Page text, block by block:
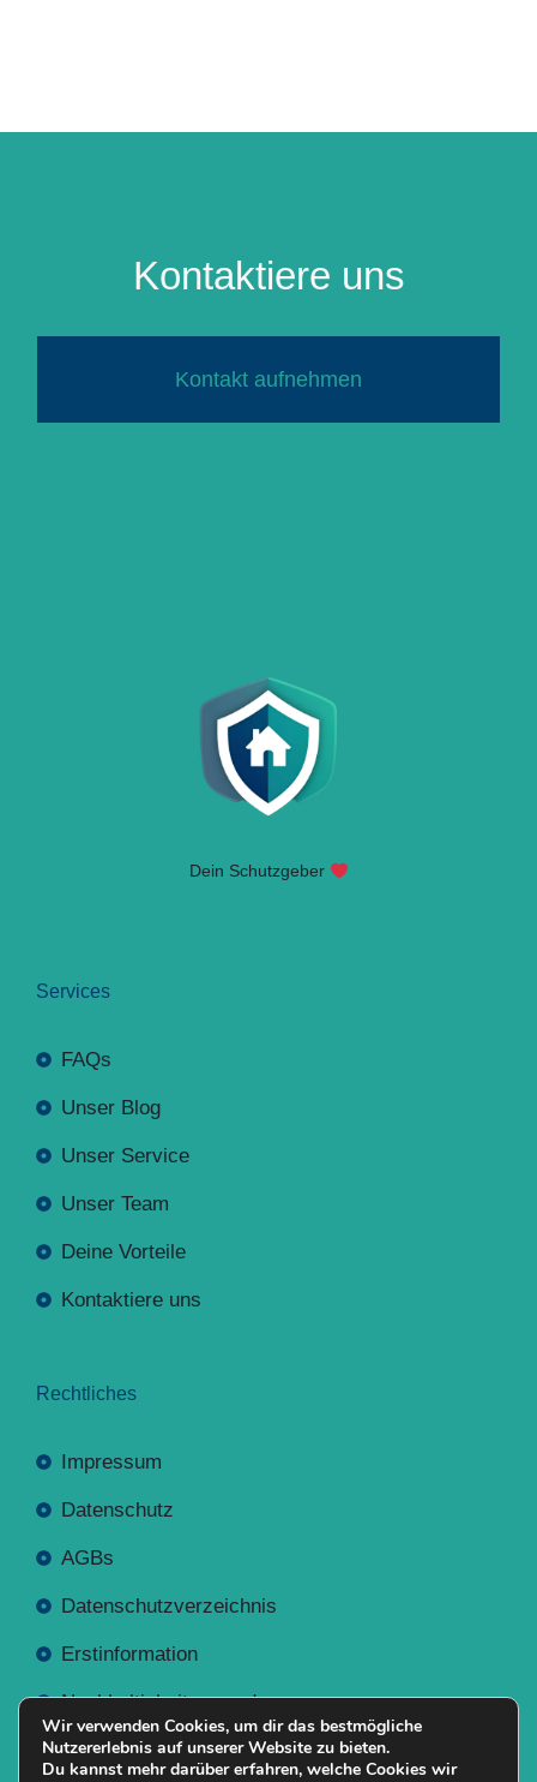
Kontaktiere uns
Kontakt aufnehmen
Dein Schutzgeber
Services
FAQs
Unser Blog
Unser Service
Unser Team
Deine Vorteile
Kontaktiere uns
Rechtliches
Impressum
Datenschutz
AGBs
Datenschutzverzeichnis
Erstinformation
Nachhaltigkeitsverordnung
Wir verwenden Cookies, um dir das bestmögliche
Nutzererlebnis auf unserer Website zu bieten.
Du kannst mehr darüber erfahren, welche Cookies wir